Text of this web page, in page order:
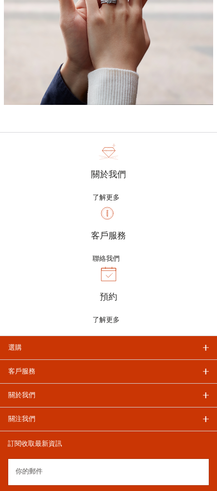
關於我們
了解更多
客戶服務
聯絡我們
預約
了解更多
選購
客戶服務
關於我們
關注我們
訂閱收取最新資訊
你的郵件